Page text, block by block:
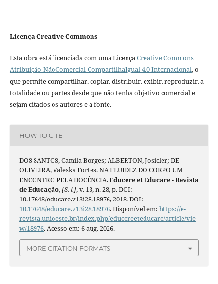
Licença Creative Commons
Esta obra está licenciada com uma LicençaCreative Commons
Atribuição-NãoComercial-CompartilhaIgual 4.0 Internacional, o
que permite compartilhar, copiar, distribuir, exibir, reproduzir, a
totalidade ou partes desde que não tenha objetivo comercial e
sejam citados os autores e a fonte.
HOW TO CITE
DOS SANTOS, Camila Borges; ALBERTON, Josicler; DE
OLIVEIRA, Valeska Fortes. NA FLUIDEZ DO CORPO UM
ENCONTRO PELA DOCÊNCIA.Educere et Educare - Revista
de Educação,[S. l.], v. 13, n. 28, p. DOI:
10.17648/educare.v13i28.18976, 2018. DOI:
10.17648/educare.v13i28.18976. Disponível em: https://e-
revista.unioeste.br/index.php/educereeteducare/article/vie
w/18976. Acesso em: 6 aug. 2026.
MORE CITATION FORMATS